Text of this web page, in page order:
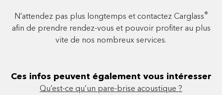
N’attendez pas plus longtemps et contactez Carglass®
afin de prendre rendez-vous et pouvoir profiter au plus
vite de nos nombreux services.
Ces infos peuvent également vous intéresser
Qu’est-ce qu’un pare-brise acoustique ?